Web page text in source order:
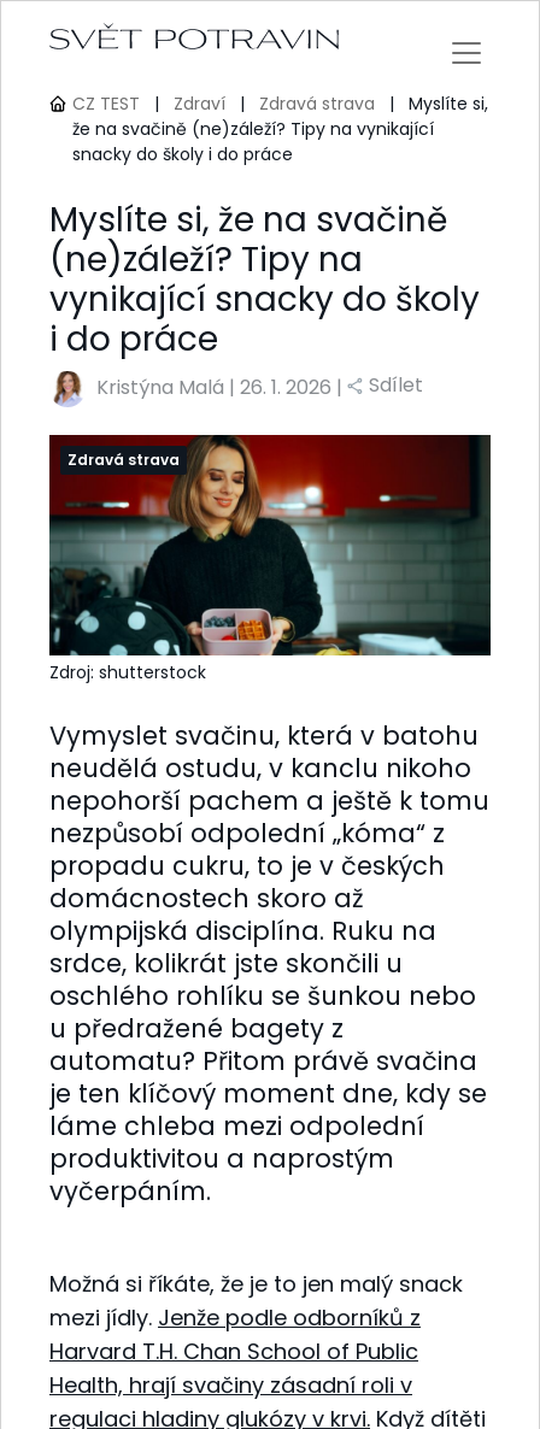
CZ TEST | Zdraví | Zdravá strava |
Myslíte si,
že na svačině (ne)záleží? Tipy na vynikající
snacky do školy i do práce
Myslíte si, že na svačině
(ne)záleží? Tipy na
vynikající snacky do školy
i do práce
Kristýna Malá | 26. 1. 2026 | Sdílet
Zdravá strava
Zdroj: shutterstock
Vymyslet svačinu, která v batohu
neudělá ostudu, v kanclu nikoho
nepohorší pachem a ještě k tomu
nezpůsobí odpolední „kóma“ z
propadu cukru, to je v českých
domácnostech skoro až
olympijská disciplína. Ruku na
srdce, kolikrát jste skončili u
oschlého rohlíku se šunkou nebo
u předražené bagety z
automatu? Přitom právě svačina
je ten klíčový moment dne, kdy se
láme chleba mezi odpolední
produktivitou a naprostým
vyčerpáním.
Možná si říkáte, že je to jen malý snack
mezi jídly. Jenže podle odborníků z
Harvard T.H. Chan School of Public
Health, hrají svačiny zásadní roli v
regulaci hladiny glukózy v krvi. Když dítěti